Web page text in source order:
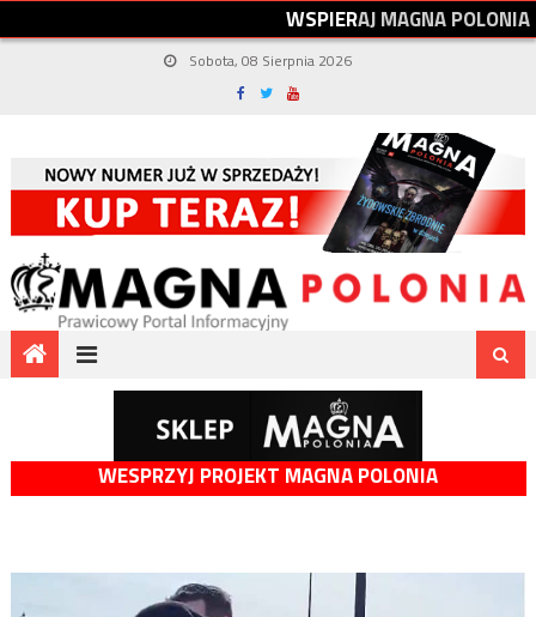
WSPIERAJMAGNAPOLONIA
Sobota, 08 Sierpnia 2026
WESPRZYJ PROJEKT MAGNA POLONIA